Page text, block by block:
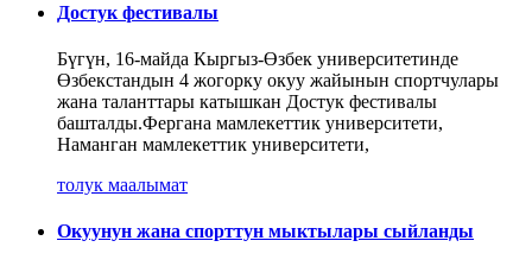
Достук фестивалы
Бүгүн, 16-майда Кыргыз-Өзбек университетинде
Өзбекстандын 4 жогорку окуу жайынын спортчулары
жана таланттары катышкан Достук фестивалы
башталды.Фергана мамлекеттик университети,
Наманган мамлекеттик университети,
толук маалымат
Окуунун жана спорттун мыктылары сыйланды